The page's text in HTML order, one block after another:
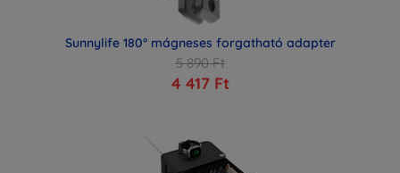
Sunnylife 180° mágneses forgatható adapter
5 890 Ft
4 417 Ft